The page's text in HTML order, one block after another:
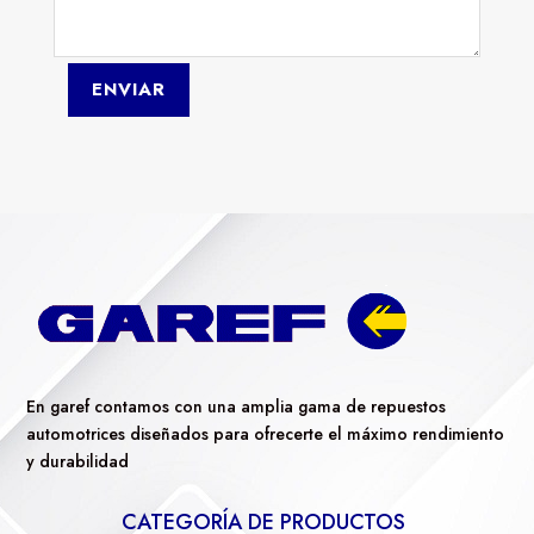
ENVIAR
En garef contamos con una amplia gama de repuestos
automotrices diseñados para ofrecerte el máximo rendimiento
y durabilidad
CATEGORÍA DE PRODUCTOS